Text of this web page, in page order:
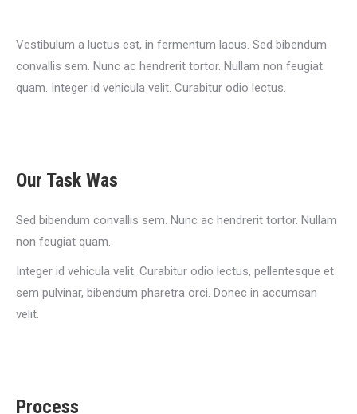
Vestibulum a luctus est, in fermentum lacus. Sed bibendum
convallis sem. Nunc ac hendrerit tortor. Nullam non feugiat
quam. Integer id vehicula velit. Curabitur odio lectus.
Our Task Was
Sed bibendum convallis sem. Nunc ac hendrerit tortor. Nullam
non feugiat quam.
Integer id vehicula velit. Curabitur odio lectus, pellentesque et
sem pulvinar, bibendum pharetra orci. Donec in accumsan
velit.
Process